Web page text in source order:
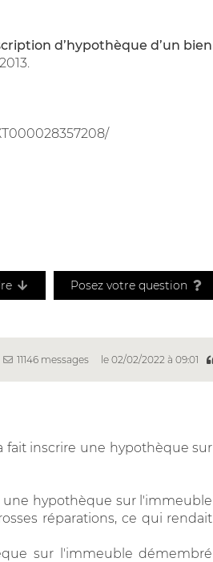
d’hypothèque d’un bien
Posez votre question
11146 messages le 02/02/2022 à 09:01
fait inscrire une hypothèque sur
une hypothèque sur l'immeuble
réparations, ce qui rendait
sur l'immeuble démembré